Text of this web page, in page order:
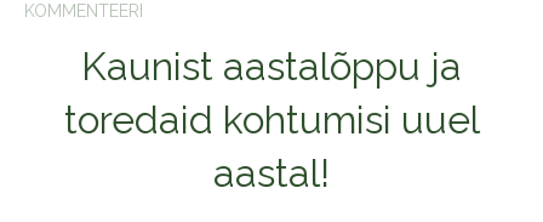
KOMMENTEERI
Kaunist aastalõppu ja
toredaid kohtumisi uuel
aastal!